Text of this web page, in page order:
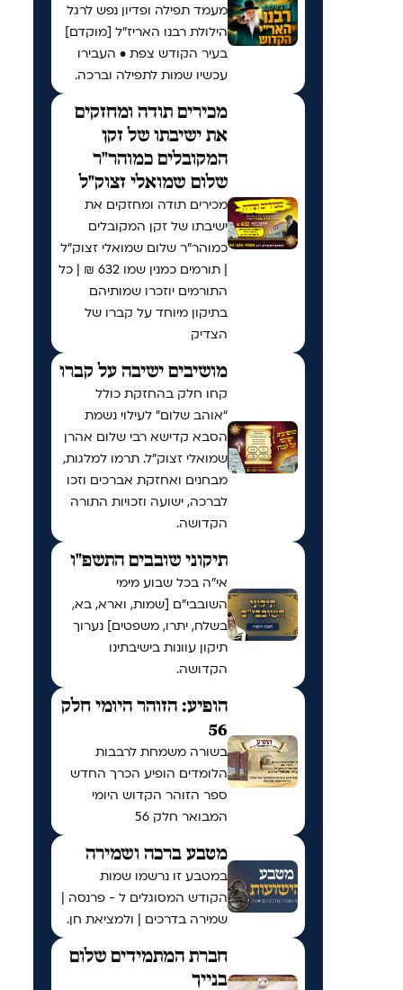
מעמד תפילה ופדיון נפש לרגל
הילולת רבנו האריז"ל [מוקדם]
בעיר הקודש צפת • העבירו
עכשיו שמות לתפילה וברכה.
מכירים תודה ומחזקים
את ישיבתו של זקן
המקובלים כמוהר"ר
שלום שמואלי זצוק"ל
מכירים תודה ומחזקים את
ישיבתו של זקן המקובלים
כמוהר"ר שלום שמואלי זצוק"ל
| תורמים כמנין שמו 632 ₪ | כל
התורמים יוזכרו שמותיהם
בתיקון מיוחד על קברו של
הצדיק
מושיבים ישיבה על קברו
קחו חלק בהחזקת כולל
“אוהב שלום” לעילוי נשמת
הסבא קדישא רבי שלום אהרן
שמואלי זצוק״ל. תרמו למלגות,
מבחנים ואחזקת אברכים וזכו
לברכה, ישועה וזכויות התורה
הקדושה.
תיקוני שובבים התשפ"ו
אי"ה בכל שבוע מימי
השובבי"ם [שמות, וארא, בא,
בשלח, יתרו, משפטים] נערוך
תיקון עוונות בישיבתינו
הקדושה.
הופיע: הזוהר היומי חלק
56
בשורה משמחת לרבבות
הלומדים הופיע הכרך החדש
ספר הזוהר הקדוש היומי
המבואר חלק 56
מטבע ברכה ושמירה
במטבע זו נרשמו שמות
הקודש המסוגלים ל - פרנסה |
שמירה בדרכים | ולמציאת חן.
חברת המתמידים שלום
בנייך